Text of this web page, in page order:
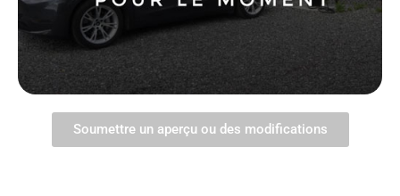
Soumettre un aperçu ou des modifications